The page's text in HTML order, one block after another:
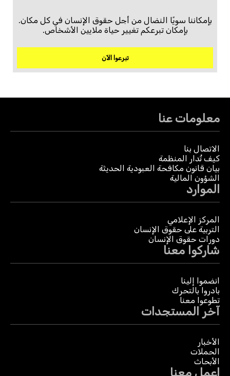
بإمكاننا سويًا النضال من أجل حقوق الإنسان في كل مكان.
بإمكان تبرعكم تغيير حياة ملايين الأشخاص.
تبرعوا الآن
معلومات عنا
الاتصال بنا
كيف تُدار المنظمة
بيان قانون مكافحة العبودية الحديثة
الشؤون المالية
الموارد
المركز الإعلامي
التربية على حقوق الإنسان
دورات حقوق الإنسان
شاركوا معنا
انضموا إلينا
بادروا بالتحرك
تطوعوا معنا
آخر المستجدات
الأخبار
الحملات
الأبحاث
اعمل معنا